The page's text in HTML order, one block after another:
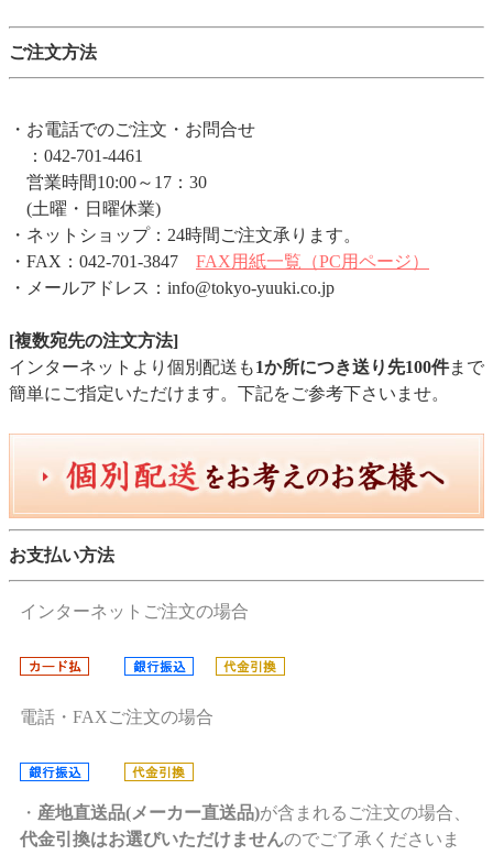
ご注文方法
・お電話でのご注文・お問合せ
：042-701-4461
営業時間10:00～17：30
(土曜・日曜休業)
・ネットショップ：24時間ご注文承ります。
・FAX：042-701-3847 FAX用紙一覧（PC用ページ）
・メールアドレス：info@tokyo-yuuki.co.jp
[複数宛先の注文方法]
インターネットより個別配送も1か所につき送り先100件まで
簡単にご指定いただけます。下記をご参考下さいませ。
お支払い方法
インターネットご注文の場合
電話・FAXご注文の場合
・ 産地直送品(メーカー直送品)が含まれるご注文の場合、
代金引換はお選びいただけませんのでご了承くださいま